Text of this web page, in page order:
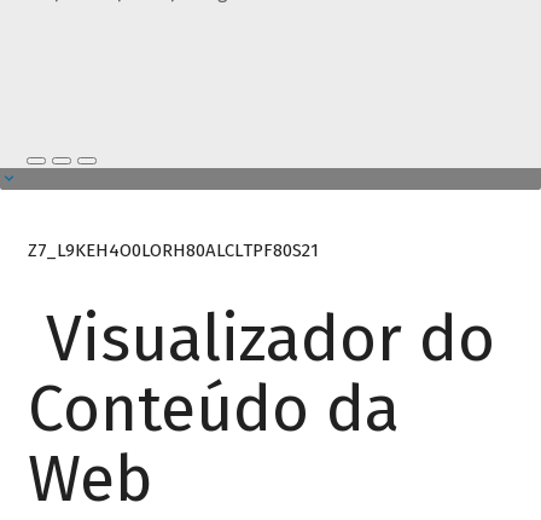
Z7_L9KEH4O0LORH80ALCLTPF80S21
Visualizador do
Conteúdo da
Web